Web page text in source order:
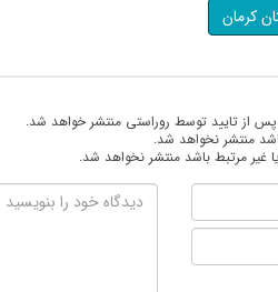
کرمان
از تایید توسط روراستی منتشر خواهد شد.
منتشر نخواهد شد.
غیر مرتبط باشد منتشر نخواهد شد.